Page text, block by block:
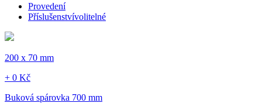
Provedení
Příslušenstvívolitelné
200 x 70 mm
+ 0 Kč
Buková spárovka 700 mm